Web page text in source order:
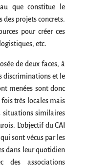
que constitue le
des projets concrets.
pour créer ces
etc.
de deux faces, à
discriminations et le
menées sont donc
très locales mais
situations similaires
L’objectif du CAI
sont vécus par les
dans leur quotidien
associations